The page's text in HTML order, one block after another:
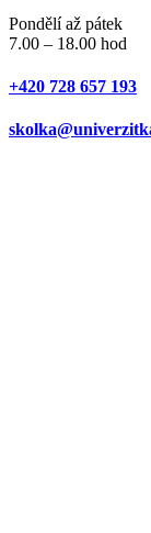
Pondělí až pátek
7.00 – 18.00 hod
+420 728 657 193